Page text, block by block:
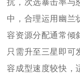
抗，次选暴击率与
中，合理运用幽兰
容资源分配通常倾
只需升至三星即可
容成型速度较快，